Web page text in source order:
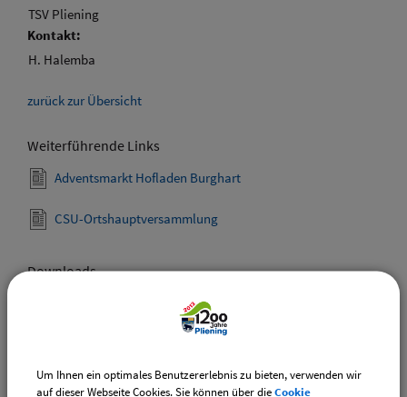
TSV Pliening
Kontakt:
H. Halemba
zurück zur Übersicht
Weiterführende Links
Adventsmarkt Hofladen Burghart
CSU-Ortshauptversammlung
Downloads
Den gewählten Termin als VCS-Kalenderdatei
downloaden
Um Ihnen ein optimales Benutzererlebnis zu bieten, verwenden wir
auf dieser Webseite Cookies. Sie können über dieCookie